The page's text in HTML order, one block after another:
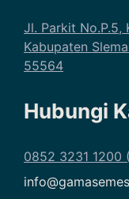
Jl. Parkit No.P.5,
Kabupaten
55564
Hubungi
0852 3231 1200